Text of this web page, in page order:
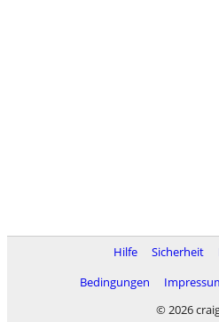
Hilfe Sicherheit
Bedingungen
© 2026